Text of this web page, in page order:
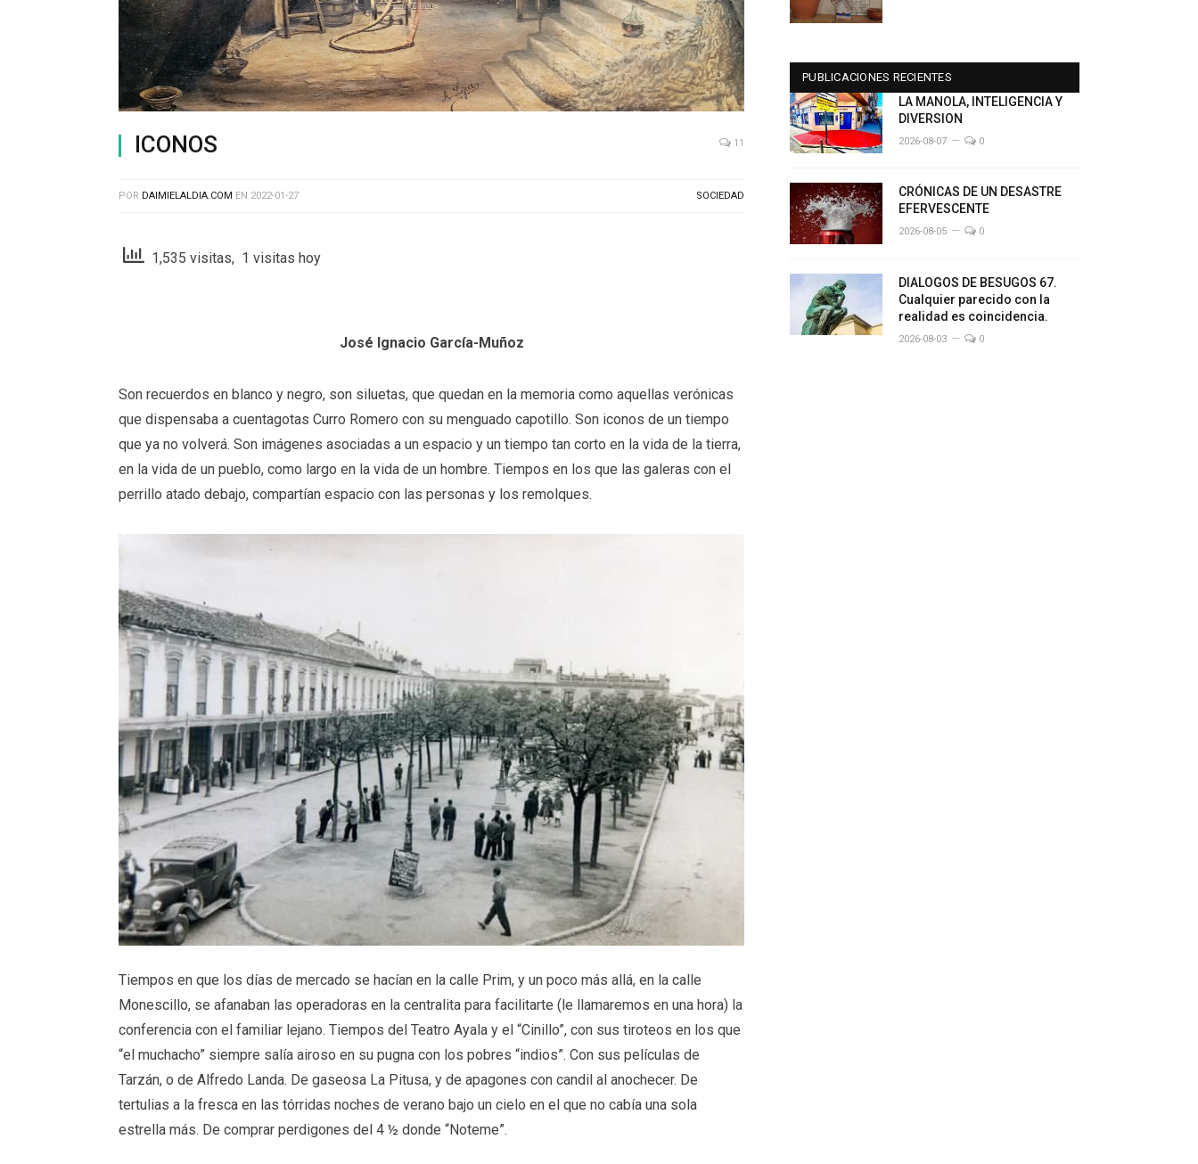
ICONOS 11
POR DAIMIELALDIA.COM EN 2022-01-27 SOCIEDAD
1,535 visitas, 1 visitas hoy
José Ignacio García-Muñoz
Son recuerdos en blanco y negro, son siluetas, que quedan en la memoria como aquellas verónicas
que dispensaba a cuentagotas Curro Romero con su menguado capotillo. Son iconos de un tiempo
que ya no volverá. Son imágenes asociadas a un espacio y un tiempo tan corto en la vida de la tierra,
en la vida de un pueblo, como largo en la vida de un hombre. Tiempos en los que las galeras con el
perrillo atado debajo, compartían espacio con las personas y los remolques.
Tiempos en que los días de mercado se hacían en la calle Prim, y un poco más allá, en la calle
Monescillo, se afanaban las operadoras en la centralita para facilitarte (le llamaremos en una hora) la
conferencia con el familiar lejano. Tiempos del Teatro Ayala y el “Cinillo”, con sus tiroteos en los que
“el muchacho” siempre salía airoso en su pugna con los pobres “indios”. Con sus películas de
Tarzán, o de Alfredo Landa. De gaseosa La Pitusa, y de apagones con candil al anochecer. De
tertulias a la fresca en las tórridas noches de verano bajo un cielo en el que no cabía una sola
estrella más. De comprar perdigones del 4 ½ donde “Noteme”.
PUBLICACIONES RECIENTES
LA MANOLA, INTELIGENCIA Y
DIVERSION
2026-08-07 0
CRÓNICAS DE UN DESASTRE
EFERVESCENTE
2026-08-05 0
DIALOGOS DE BESUGOS 67.
Cualquier parecido con la
realidad es coincidencia.
2026-08-03 0